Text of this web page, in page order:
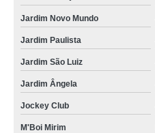
Jardim Novo Mundo
Jardim Paulista
Jardim São Luiz
Jardim Ângela
Jockey Club
M'Boi Mirim